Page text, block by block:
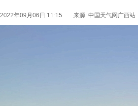
2022年09月06日 11:15 来源: 中国天气网广西站